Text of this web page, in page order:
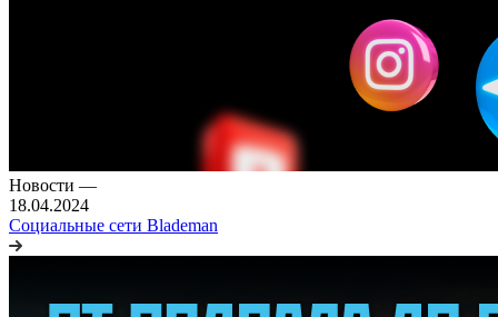
Новости —
18.04.2024
Социальные сети Blademan